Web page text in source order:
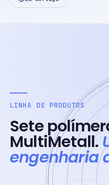
LINHA DE PRODUTOS
Sete
MultiMetall.
engenharia